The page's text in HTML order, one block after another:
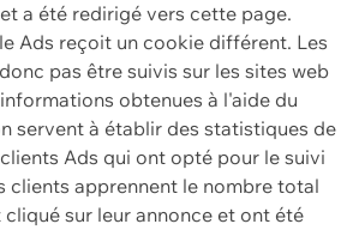
a été redirigé vers cette page.
Ads reçoit un cookie différent. Les
pas être suivis sur les sites web
obtenues à l'aide du
servent à établir des statistiques de
Ads qui ont opté pour le suivi
clients apprennent le nombre total
sur leur annonce et ont été